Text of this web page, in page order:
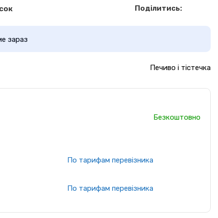
Поділитись:
зараз
Печиво і тістечка
Безкоштовно
По тарифам перевізника
По тарифам перевізника